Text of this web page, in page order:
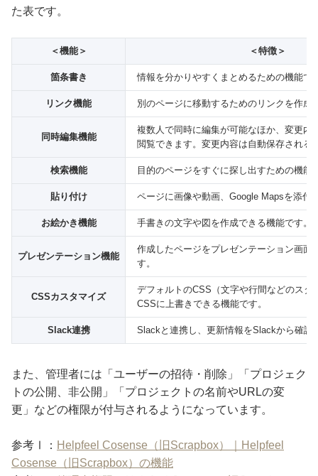
た表です。
＜機能＞ ＜特徴＞
箇条書き 情報を分かりやすくまとめるための機能で
リンク機能 別のページに移動するためのリンクを作成
同時編集機能
複数人で同時に編集が可能なほか、変更内
閲覧できます。変更内容は自動保存される
検索機能 目的のページをすぐに探し出すための機能
貼り付け ページに画像や動画、Google Mapsを添付
お絵かき機能 手書きの文字や図を作成できる機能です。
プレゼンテーション機能
作成したページをプレゼンテーション画面
す。
CSSカスタマイズ
デフォルトのCSS（文字や行間などのスタ
CSSに上書きできる機能です。
Slack連携 Slackと連携し、更新情報をSlackから確認
また、管理者には「ユーザーの招待・削除」「プロジェク
トの公開、非公開」「プロジェクトの名前やURLの変
更」などの権限が付与されるようになっています。
参考Ⅰ： Helpfeel Cosense（旧Scrapbox）｜Helpfeel
Cosense（旧Scrapbox）の機能